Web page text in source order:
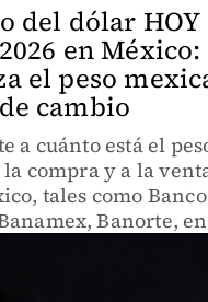
del dólar HOY
en México:
el peso
cambio
a cuánto está el
compra y a la
tales como
Banorte,